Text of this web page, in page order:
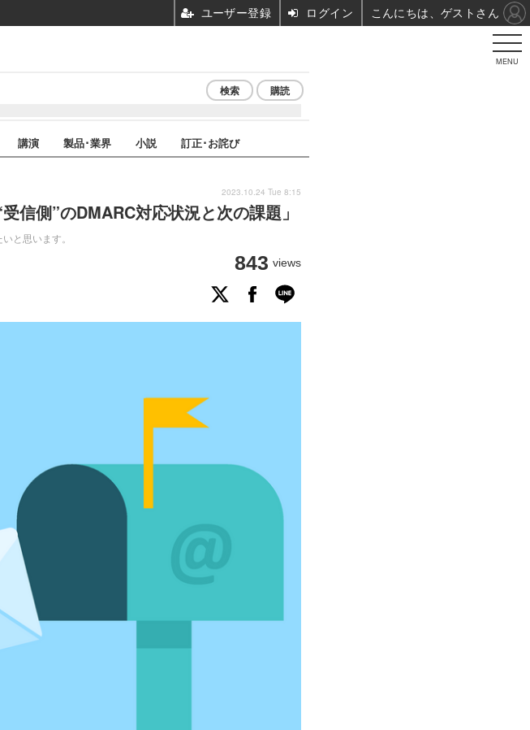
MENU
検索 購読
講演 製品･業界 小説 訂正･お詫び
信側”のDMARC対応状況と次の課題」
と思います。
843 views
2023.10.24 Tue 8:15
ユーザー登録 ログイン こんにちは、ゲストさん